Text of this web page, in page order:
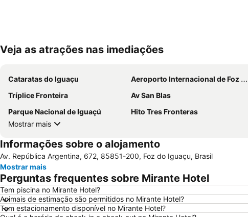
Veja as atrações nas imediações
Cataratas do Iguaçu Aeroporto Internacional de Foz do Iguaçu - Cataratas
Tríplice Fronteira
Av San Blas
Parque Nacional de Iguaçú
Hito Tres Fronteras
Mostrar mais
Informações sobre o alojamento
Av. República Argentina, 672, 85851-200, Foz do Iguaçu, Brasil
Mostrar mais
Perguntas frequentes sobre Mirante Hotel
Tem piscina no Mirante Hotel?
Animais de estimação são permitidos no Mirante Hotel?
Tem estacionamento disponível no Mirante Hotel?